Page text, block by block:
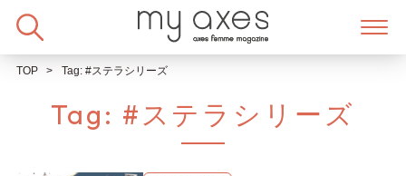
TOP Tag: #ステラシリーズ
Tag: #ステラシリーズ